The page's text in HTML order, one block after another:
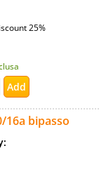
25%
16a bipasso